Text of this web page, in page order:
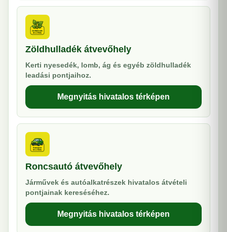
Zöldhulladék átvevőhely
Kerti nyesedék, lomb, ág és egyéb zöldhulladék
leadási pontjaihoz.
Megnyitás hivatalos térképen
Roncsautó átvevőhely
Járművek és autóalkatrészek hivatalos átvételi
pontjainak kereséséhez.
Megnyitás hivatalos térképen